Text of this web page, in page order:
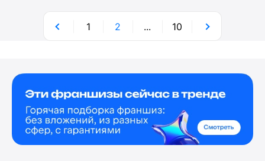
1 2 ... 10